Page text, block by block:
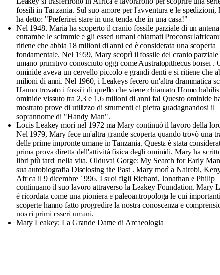
fossili in Tanzania. Sul suo amore per l'avventura e le spedizioni,
ha detto: "Preferirei stare in una tenda che in una casa!"
Nel 1948, Maria ha scoperto il cranio fossile parziale di un
entrambe le scimmie e gli esseri umani chiamati
ritiene che abbia 18 milioni di anni ed è considerata una scoperta
fondamentale. Nel 1959, Mary scoprì il fossile del cranio
umano primitivo conosciuto oggi come Australopithecus boisei .
ominide aveva un cervello piccolo e grandi denti e si ritiene che
milioni di anni. Nel 1960, i Leakeys fecero un'altra drammatica
Hanno trovato i fossili di quello che viene chiamato Homo
ominide vissuto tra 2,3 e 1,6 milioni di anni fa! Questo ominide
mostrato prove di utilizzo di strumenti di pietra guadagnandosi il
soprannome di "Handy Man".
Louis Leakey morì nel 1972 ma Mary continuò il lavoro della
Nel 1979, Mary fece un'altra grande scoperta quando trovò una
delle prime impronte umane in Tanzania. Questa è stata
prima prova diretta dell'attività fisica degli ominidi. Mary ha
libri più tardi nella vita. Olduvai Gorge: My Search for Early
sua autobiografia Disclosing the Past . Mary morì a Nairobi,
Africa il 9 dicembre 1996. I suoi figli Richard, Jonathan e Philip
continuano il suo lavoro attraverso la Leakey Foundation. Mary
è ricordata come una pioniera e paleoantropologa le cui importanti
scoperte hanno fatto progredire la nostra conoscenza e
nostri primi esseri umani.
Mary Leakey: La Grande Dame di Archeologia